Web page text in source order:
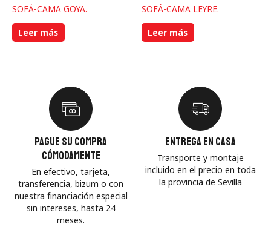
SOFÁ-CAMA GOYA.
Leer más
SOFÁ-CAMA LEYRE.
Leer más
Pague su compra
cómodamente
En efectivo, tarjeta,
transferencia, bizum o con
nuestra financiación especial
sin intereses, hasta 24
meses.
Entrega en casa
Transporte y montaje
incluido en el precio en toda
la provincia de Sevilla